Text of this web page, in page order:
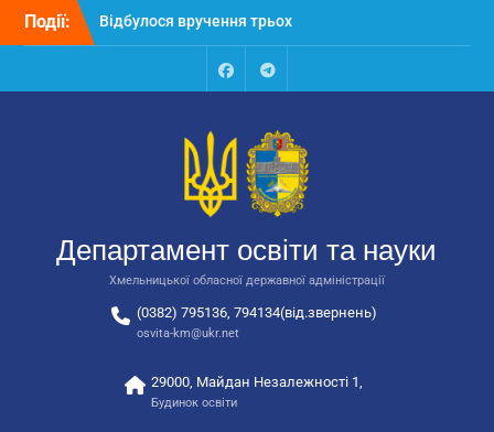
Перейти
Події:
Відбулося вручення трьох
автобусів для потреб
Відбулося засідання
освіти та науки обласної
державної адміністрації
Відбулась обласна
національно-патріотичне
виховання
FacebookTalegram
Департамент освіти та науки
Хмельницької обласної державної адміністрації
(0382) 795136, 794134(від.звернень)
osvita-km@ukr.net
29000, Майдан Незалежності 1,
Будинок освіти